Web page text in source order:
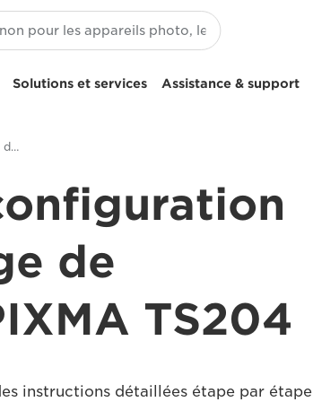
Solutions et services Assistance & support
Vidéos sur la configuration de l'imprimante PIXMA TS204
de
TS204
instructions détaillées étape par étape